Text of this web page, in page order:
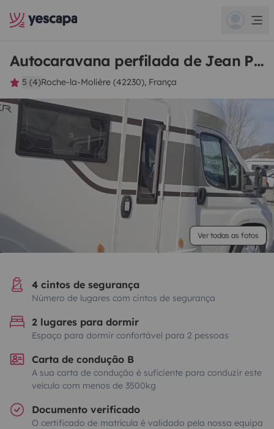
Autocaravana perfilada de Jean Paul
5 (4)Roche-la-Molière (42230), França
Ver todas as fotos
4 cintos de segurança
Número de lugares com cintos de segurança
2 lugares para dormir
Espaço para dormir confortável para 2 pessoas
Carta de condução B
A sua carta de condução é suficiente para conduzir este
veículo com menos de 3500kg
Documento verificado
O certificado de matrícula é validado pela nossa equipa